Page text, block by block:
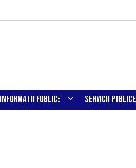
INFORMATII PUBLICE SERVICII PUBLICE